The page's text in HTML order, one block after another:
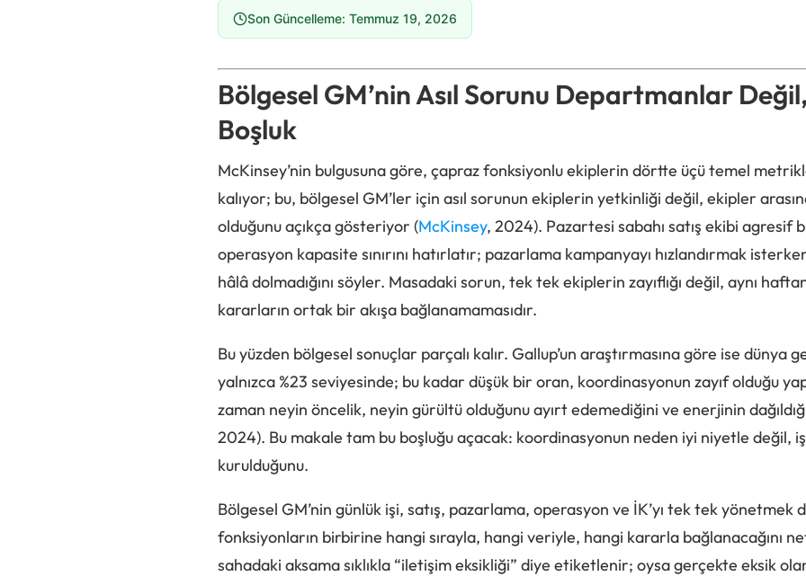
Son Güncelleme: Temmuz 19, 2026
Bölgesel GM’nin Asıl Sorunu Departmanlar
Boşluk
McKinsey’nin bulgusuna göre, çapraz fonksiyonlu ekiplerin dörtte üçü temel
kalıyor; bu, bölgesel GM’ler için asıl sorunun ekiplerin yetkinliği değil, ekipler
olduğunu açıkça gösteriyor (McKinsey, 2024). Pazartesi sabahı satış ekibi agresif
operasyon kapasite sınırını hatırlatır; pazarlama kampanyayı hızlandırmak
hâlâ dolmadığını söyler. Masadaki sorun, tek tek ekiplerin zayıflığı değil, aynı
kararların ortak bir akışa bağlanamamasıdır.
Bu yüzden bölgesel sonuçlar parçalı kalır. Gallup’un araştırmasına göre ise dünya
yalnızca %23 seviyesinde; bu kadar düşük bir oran, koordinasyonun zayıf olduğu
zaman neyin öncelik, neyin gürültü olduğunu ayırt edemediğini ve enerjinin
2024). Bu makale tam bu boşluğu açacak: koordinasyonun neden iyi niyetle değil,
kurulduğunu.
Bölgesel GM’nin günlük işi, satış, pazarlama, operasyon ve İK’yı tek tek yönetmek
fonksiyonların birbirine hangi sırayla, hangi veriyle, hangi kararla bağlanacağını
sahadaki aksama sıklıkla “iletişim eksikliği” diye etiketlenir; oysa gerçekte eksik